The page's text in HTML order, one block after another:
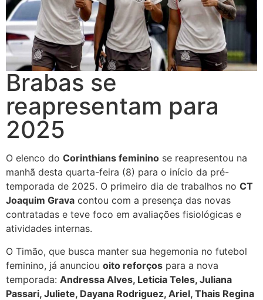
Brabas se
reapresentam para
2025
O elenco do Corinthians feminino se reapresentou na
manhã desta quarta-feira (8) para o início da pré-
temporada de 2025. O primeiro dia de trabalhos no CT
Joaquim Grava contou com a presença das novas
contratadas e teve foco em avaliações fisiológicas e
atividades internas.
O Timão, que busca manter sua hegemonia no futebol
feminino, já anunciou oito reforços para a nova
temporada: Andressa Alves, Leticia Teles, Juliana
Passari, Juliete, Dayana Rodriguez, Ariel, Thais Regina